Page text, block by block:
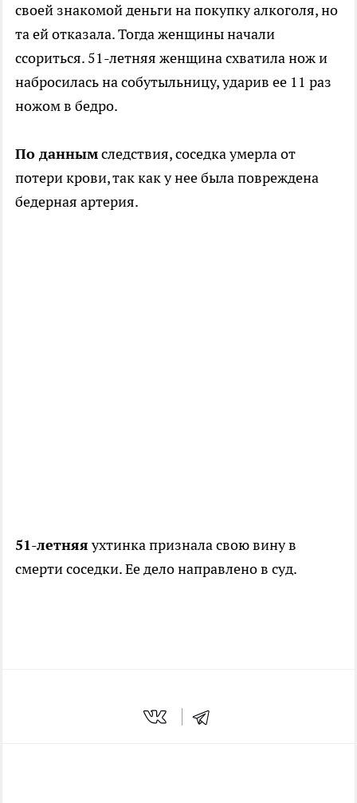
своей знакомой деньги на покупку алкоголя, но
та ей отказала. Тогда женщины начали
ссориться. 51-летняя женщина схватила нож и
набросилась на собутыльницу, ударив ее 11 раз
ножом в бедро.
По даннымследствия, соседка умерла от
потери крови, так как у нее была повреждена
бедерная артерия.
51-летняяухтинка признала свою вину в
смерти соседки. Ее дело направлено в суд.